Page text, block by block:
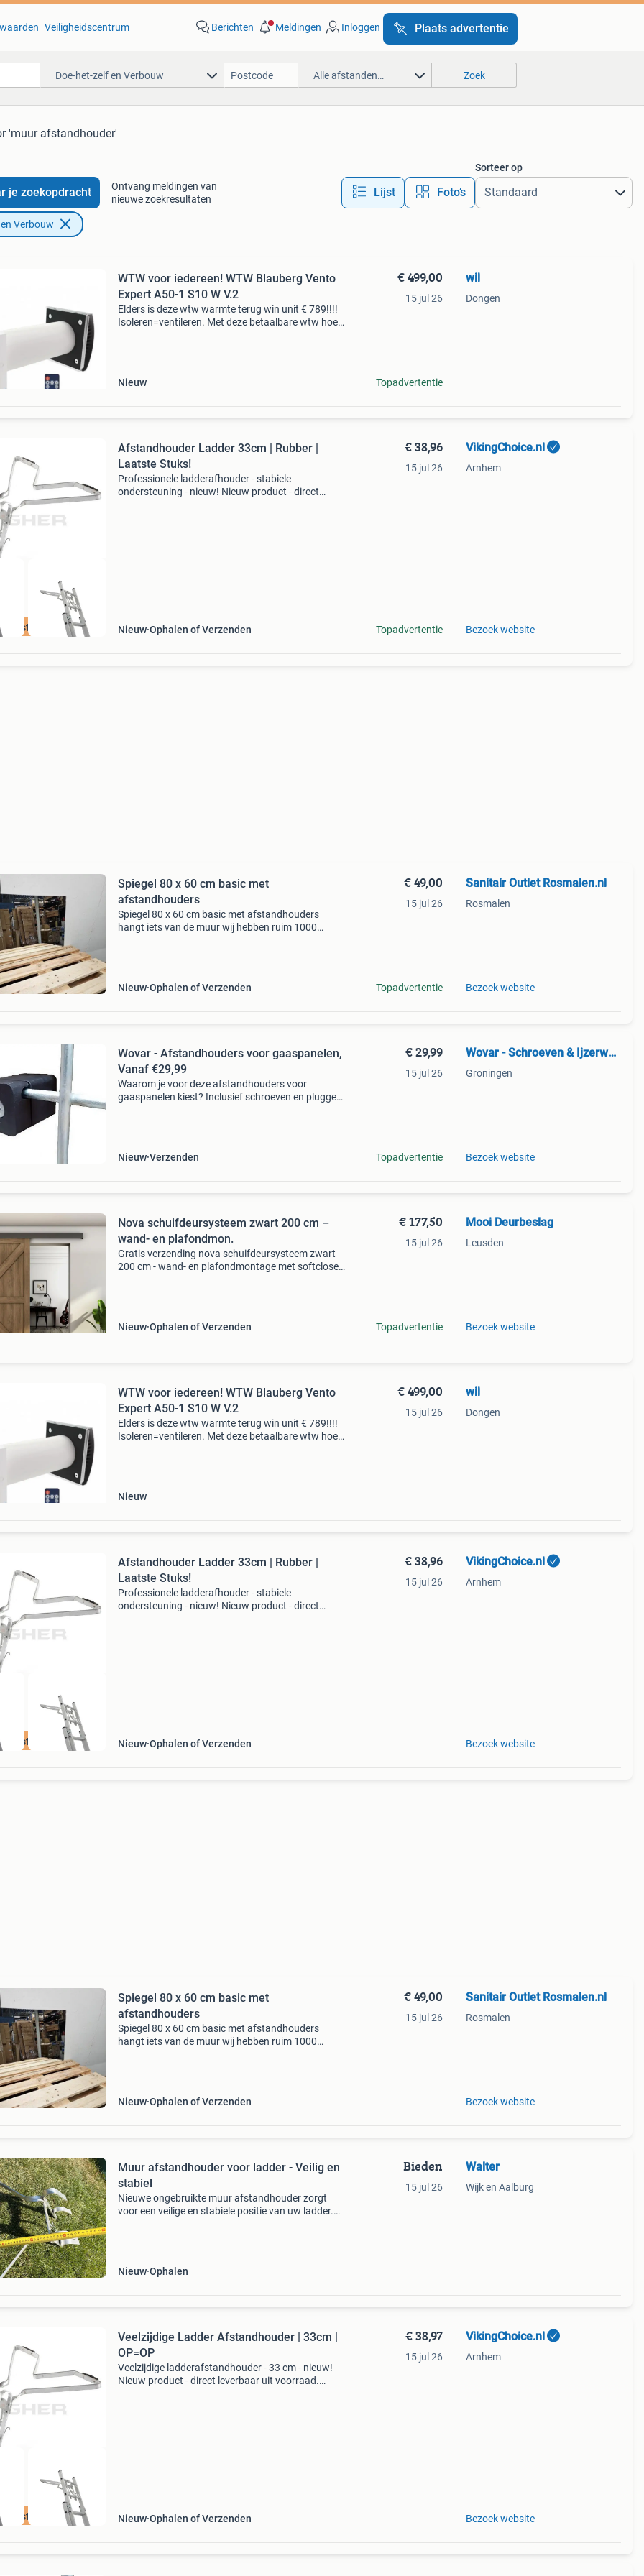
Veiligheidscentrum Berichten Meldingen Inloggen Plaats advertentie
Doe-het-zelf en Verbouw Alle afstanden… Zoek
'muur afstandhouder'
je zoekopdracht
Ontvang meldingen van
nieuwe zoekresultaten
Lijst Foto’s
Sorteer op
Verbouw
WTW voor iedereen! WTW Blauberg Vento
Expert A50-1 S10 W V.2
Elders is deze wtw warmte terug win unit € 789!!!!
Isoleren=ventileren. Met deze betaalbare wtw hoef
Nieuw
€ 499,00
15 jul 26
Topadvertentie
wil
Dongen
beste prijs
Afstandhouder Ladder 33cm | Rubber |
Laatste Stuks!
Professionele ladderafhouder - stabiele
ondersteuning - nieuw! Nieuw product - direct
Nieuw Ophalen of Verzenden
€ 38,96
15 jul 26
Topadvertentie
VikingChoice.nl
Arnhem
Bezoek website
Spiegel 80 x 60 cm basic met
afstandhouders
Spiegel 80 x 60 cm basic met afstandhouders
hangt iets van de muur wij hebben ruim 1000
Nieuw Ophalen of Verzenden
€ 49,00
15 jul 26
Topadvertentie
Sanitair Outlet Rosmalen.nl
Rosmalen
Bezoek website
Wovar - Afstandhouders voor gaaspanelen,
Vanaf €29,99
Waarom je voor deze afstandhouders voor
gaaspanelen kiest? Inclusief schroeven en pluggen
Nieuw Verzenden
€ 29,99
15 jul 26
Topadvertentie
Wovar - Schroeven & Ijzerwaren
Groningen
Bezoek website
Nova schuifdeursysteem zwart 200 cm –
wand- en plafondmon.
Gratis verzending nova schuifdeursysteem zwart
200 cm - wand- en plafondmontage met softclose
Nieuw Ophalen of Verzenden
€ 177,50
15 jul 26
Topadvertentie
Mooi Deurbeslag
Leusden
Bezoek website
WTW voor iedereen! WTW Blauberg Vento
Expert A50-1 S10 W V.2
Elders is deze wtw warmte terug win unit € 789!!!!
Isoleren=ventileren. Met deze betaalbare wtw hoef
Nieuw
€ 499,00
15 jul 26
wil
Dongen
beste prijs
Afstandhouder Ladder 33cm | Rubber |
Laatste Stuks!
Professionele ladderafhouder - stabiele
ondersteuning - nieuw! Nieuw product - direct
Nieuw Ophalen of Verzenden
€ 38,96
15 jul 26
VikingChoice.nl
Arnhem
Bezoek website
Spiegel 80 x 60 cm basic met
afstandhouders
Spiegel 80 x 60 cm basic met afstandhouders
hangt iets van de muur wij hebben ruim 1000
Nieuw Ophalen of Verzenden
€ 49,00
15 jul 26
Sanitair Outlet Rosmalen.nl
Rosmalen
Bezoek website
Muur afstandhouder voor ladder - Veilig en
stabiel
Nieuwe ongebruikte muur afstandhouder zorgt
voor een veilige en stabiele positie van uw ladder.
Nieuw Ophalen
Bieden
15 jul 26
Walter
Wijk en Aalburg
beste prijs
Veelzijdige Ladder Afstandhouder | 33cm |
OP=OP
Veelzijdige ladderafstandhouder - 33 cm - nieuw!
Nieuw product - direct leverbaar uit voorraad.
Nieuw Ophalen of Verzenden
€ 38,97
15 jul 26
VikingChoice.nl
Arnhem
Bezoek website